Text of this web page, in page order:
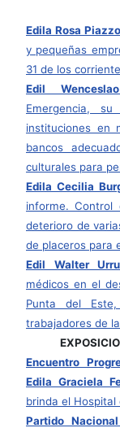
Edila Rosa
y pequeñas
31 de los
Edil
Emergencia,
instituciones en
bancos
culturales para
Edila Cecilia
informe. Control
deterioro de
de placeros para
Edil Walter
médicos en el
Punta del
trabajadores de
Encuentro
Edila Graciela
brinda el Hospital
Partido